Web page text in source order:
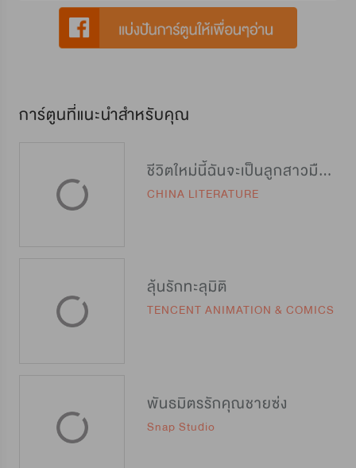
การ์ตูนที่แนะนำสำหรับคุณ
ชีวิตใหม่นี้ฉันจะเป็นลูกสาวมือโปร
CHINA LITERATURE
ลุ้นรักทะลุมิติ
TENCENT ANIMATION & COMICS
พันธมิตรรักคุณชายซ่ง
Snap Studio